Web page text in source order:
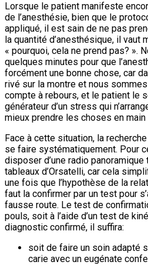
Lorsque le patient manifeste
de l’anesthésie, bien que le
appliqué, il est sain de ne pas
la quantité d’anesthésique, il
« pourquoi, cela ne prend pas? ».
quelques minutes pour que
forcément une bonne chose, car
rivé sur la montre et nous
compte à rebours, et le patient le
générateur d’un stress qui
mieux prendre les choses en
Face à cette situation, la
se faire systématiquement. Pour
disposer d’une radio
tableaux d’Orsatelli, car cela
une fois que l’hypothèse de la
faut la confirmer par un test pour
fausse route. Le test de
pouls, soit à l’aide d’un test de
diagnostic confirmé, il suffira:
soit de faire un soin adapté
carie avec un eugénate